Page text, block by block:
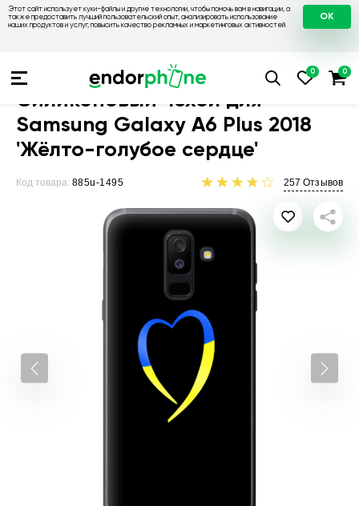
Этот сайт использует куки-файлы и другие технологии, чтобы помочь вам в навигации, а
также предоставить лучший пользовательский опыт, анализировать использование
наших продуктов и услуг, повысить качество рекламных и маркетинговых активностей.
OK
Чехлы на Samsung Чехол для
Силиконовый чехол для
Samsung Galaxy A6 Plus 2018
'Жёлто-голубое сердце'
Код товара: 885u-1495 257 Отзывов